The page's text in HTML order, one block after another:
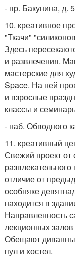
- пр. Бакунина, д.
10. креативное
"Ткачи"
Здесь
и развлечения.
мастерские для
Space. На ней
и взрослые
классы и
- наб. Обводного
11. креативный
Свежий проект от
отличие от
особняке
находится в
Направленность
лекционных
Обещают
пул и хостел.